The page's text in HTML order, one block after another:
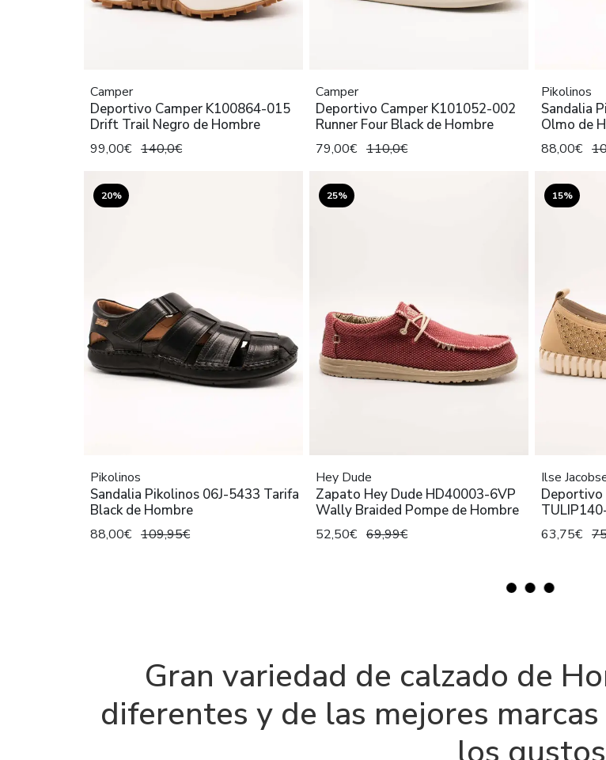
Camper
Deportivo Camper K100864-015
Drift Trail Negro de Hombre
99,00€ 140,0€
Camper
Deportivo Camper K101052-002
Runner Four Black de Hombre
79,00€ 110,0€
Pikolinos
Sandalia
Olmo de
88,00€
20%
Pikolinos
Sandalia Pikolinos 06J-5433 Tarifa
Black de Hombre
88,00€ 109,95€
25%
Hey Dude
Zapato Hey Dude HD40003-6VP
Wally Braided Pompe de Hombre
52,50€ 69,99€
15%
Ilse
Deportivo
63,75€
Gran variedad de calzado de
diferentes y de las mejores